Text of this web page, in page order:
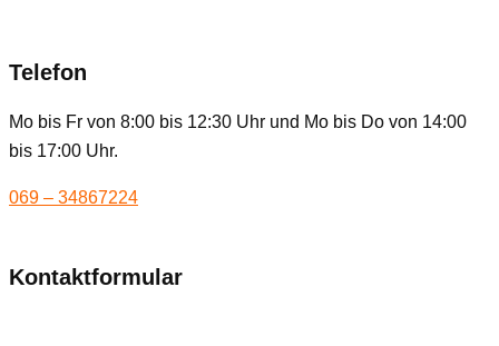
Telefon
Mo bis Fr von 8:00 bis 12:30 Uhr und Mo bis Do von 14:00
bis 17:00 Uhr.
069 – 34867224
Kontaktformular